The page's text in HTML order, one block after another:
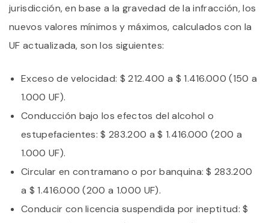
jurisdicción, en base a la gravedad de la infracción, los
nuevos valores mínimos y máximos, calculados con la
UF actualizada, son los siguientes:
Exceso de velocidad: $ 212.400 a $ 1.416.000 (150 a
1.000 UF).
Conducción bajo los efectos del alcohol o
estupefacientes: $ 283.200 a $ 1.416.000 (200 a
1.000 UF).
Circular en contramano o por banquina: $ 283.200
a $ 1.416.000 (200 a 1.000 UF).
Conducir con licencia suspendida por ineptitud: $